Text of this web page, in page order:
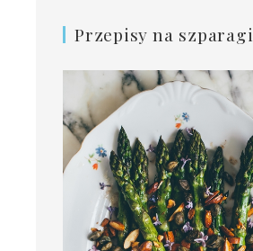
Przepisy na szparagi